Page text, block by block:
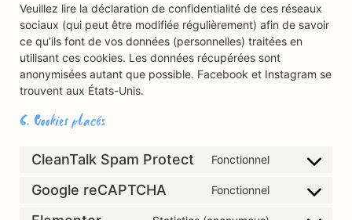
Veuillez lire la déclaration de confidentialité de ces réseaux
sociaux (qui peut être modifiée régulièrement) afin de savoir
ce qu’ils font de vos données (personnelles) traitées en
utilisant ces cookies. Les données récupérées sont
anonymisées autant que possible. Facebook et Instagram se
trouvent aux États-Unis.
6. Cookies placés
CleanTalk Spam Protect Fonctionnel
Google reCAPTCHA Fonctionnel